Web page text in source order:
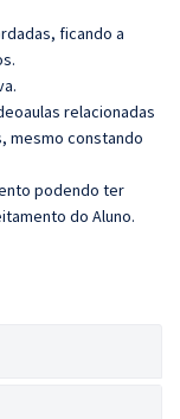
ficando a
relacionadas
mesmo constando
podendo ter
do Aluno.